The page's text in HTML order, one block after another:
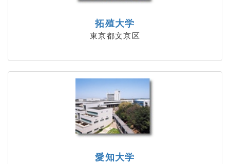
拓殖大学
東京都文京区
愛知大学